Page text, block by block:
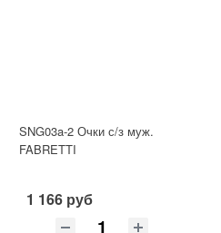
SNG03a-2 Очки с/з муж.
FABRETTI
1 166 руб